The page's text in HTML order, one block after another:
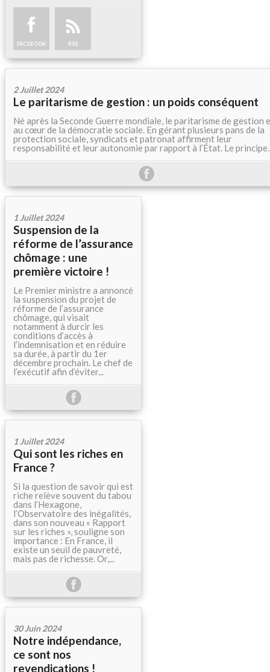
FACEBOOK RSS
2 Juillet 2024
Le paritarisme de gestion : un poids conséquent
Né après la Seconde Guerre mondiale, le paritarisme de gestion
au cœur de la démocratie sociale. En gérant plusieurs pans de la
protection sociale, syndicats et patronat affirment leur
responsabilité et leur autonomie par rapport à l’État. Le
1 Juillet 2024
Suspension de la
réforme de l’assurance
chômage : une
première victoire !
Le Premier ministre a annoncé
la suspension du projet de
réforme de l’assurance
chômage, qui visait
notamment à durcir les
conditions d’accès à
l’indemnisation et en réduire
sa durée, à partir du 1er
décembre prochain. Le chef de
l’exécutif afin d’éviter...
1 Juillet 2024
Qui sont les riches en
France ?
Si la question de savoir qui est
riche relève souvent du tabou
dans l’Hexagone,
l’Observatoire des inégalités,
dans son nouveau « Rapport
sur les riches », souligne son
importance : En France, il
existe un seuil de pauvreté,
mais pas de richesse. Or,...
30 Juin 2024
Notre indépendance,
ce sont nos
revendications !